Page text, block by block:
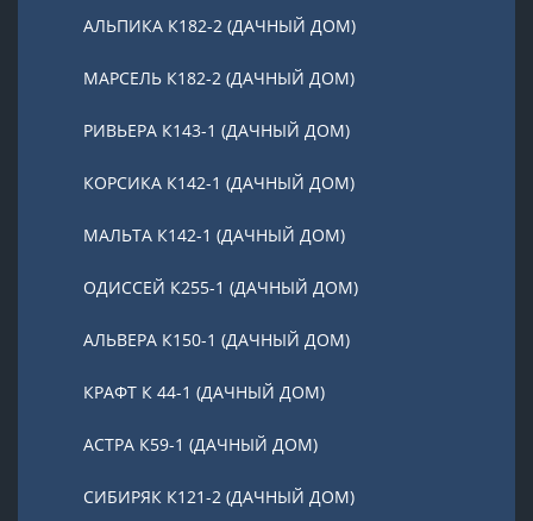
АЛЬПИКА К182-2 (ДАЧНЫЙ ДОМ)
МАРСЕЛЬ К182-2 (ДАЧНЫЙ ДОМ)
РИВЬЕРА К143-1 (ДАЧНЫЙ ДОМ)
КОРСИКА К142-1 (ДАЧНЫЙ ДОМ)
МАЛЬТА К142-1 (ДАЧНЫЙ ДОМ)
ОДИССЕЙ К255-1 (ДАЧНЫЙ ДОМ)
АЛЬВЕРА К150-1 (ДАЧНЫЙ ДОМ)
КРАФТ К 44-1 (ДАЧНЫЙ ДОМ)
АСТРА К59-1 (ДАЧНЫЙ ДОМ)
СИБИРЯК К121-2 (ДАЧНЫЙ ДОМ)